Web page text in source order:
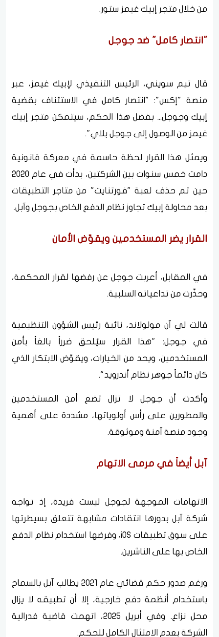
من خلال متجر إبيك غيمز ستور.
"انتصار كامل" ضد جوجل
قال تيم سويني، الرئيس التنفيذي لإبيك غيمز، عبر
منصة "إكس": "انتصار كامل في الاستئناف بقضية
إبيك وجوجل... بفضل هذا الحكم، سيتمكن متجر إبيك
غيمز من الوصول إلى جوجل بلاي".
ويمثل هذا القرار لحظة حاسمة في معركة قانونية
دامت خمس سنوات بين الشركتين، بدأت في عام 2020
حين تم حذف لعبة "فورتنايت" من متاجر التطبيقات
بعد محاولة إبيك تجاوز نظام الدفع الخاص بجوجل وآبل.
القرار يضر المستخدمين ويقوّض الأمان
في المقابل، أعربت جوجل عن رفضها لقرار المحكمة،
وحذّرت من تداعياته السلبية.
قالت لي آن مولولاند، نائبة رئيس الشؤون التنظيمية
في جوجل: "هذا القرار سيُلحق ضرراً بالغاً بأمن
المستخدمين، ويحد من الخيارات، ويقوّض الابتكار الذي
كان دائماً جوهر نظام أندرويد".
وأكدت أن جوجل لا تزال تضع أمن المستخدمين
والمطورين على رأس أولوياتها، مشددة على أهمية
وجود منصة آمنة وموثوقة.
آبل أيضاً في مرمى الاتهام
الاتهامات الموجهة لجوجل ليست فريدة، إذ تواجه
شركة آبل بدورها انتقادات مشابهة تتعلق بسيطرتها
على سوق تطبيقات iOS، وفرضها استخدام نظام الدفع
الخاص بها على الناشرين.
ورغم صدور حكم قضائي عام 2021 يطالب آبل بالسماح
باستخدام أنظمة دفع خارجية، إلا أن تطبيقه لا يزال
محل نزاع. وفي أبريل 2025، اتهمت قاضية فدرالية
الشركة بعدم الامتثال الكامل للحكم.